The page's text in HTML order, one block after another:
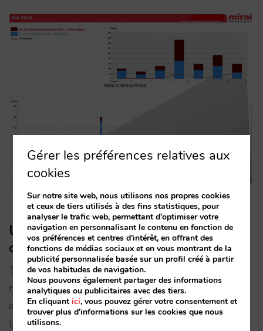
Un petit conseil pour le
comprendre :
Tout cela fait partie du nombre de « réservations
moyennes du mois », une information que vous
avez l’habitude d’utiliser. Lorsque vous pensez à
(par exemple « 3 jours d’anticipation moyenne »).
Gérer les préférences relatives aux
cookies
Sur notre site web, nous utilisons nos propres cookies
et ceux de tiers utilisés à des fins statistiques, pour
analyser le trafic web, permettant d'optimiser votre
navigation en personnalisant le contenu en fonction de
vos préférences et centres d'intérêt, en offrant des
fonctions de médias sociaux et en vous montrant de la
publicité personnalisée basée sur un profil créé à partir
de vos habitudes de navigation.
Nous pouvons également partager des informations
analytiques ou publicitaires avec des tiers.
En cliquantici, vous pouvez gérer votre consentement et
trouver plus d'informations sur les cookies que nous
utilisons.